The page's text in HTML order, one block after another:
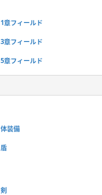
1章フィールド
3章フィールド
5章フィールド
体装備
盾
剣